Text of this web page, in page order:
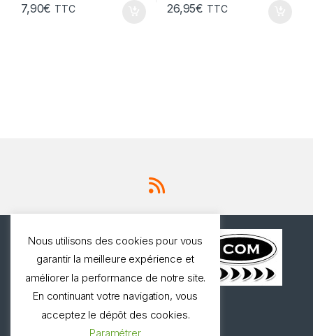
7,90€ TTC 26,95€ TTC
nous!
Nous utilisons des cookies pour vous
garantir la meilleure expérience et
améliorer la performance de notre site.
En continuant votre navigation, vous
acceptez le dépôt des cookies.
Paramétrer